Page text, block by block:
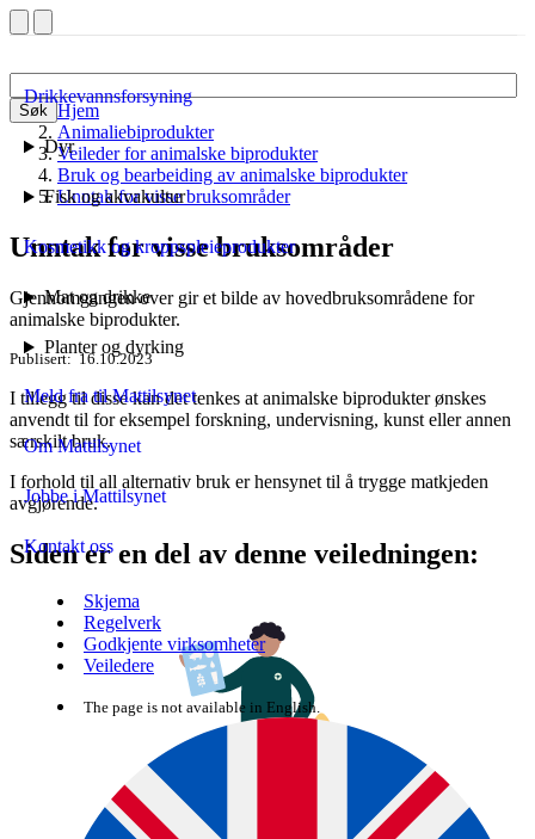
Søk
Drikkevannsforsyning
Dyr
Fisk og akvakultur
Kosmetikk og kroppspleieprodukter
Mat og drikke
Planter og dyrking
Meld fra til Mattilsynet
Om Mattilsynet
Jobbe i Mattilsynet
Kontakt oss
Skjema
Regelverk
Godkjente virksomheter
Veiledere
The page is not available in English.
Hjem
Animaliebiprodukter
Veileder for animalske biprodukter
Bruk og bearbeiding av animalske biprodukter
Unntak for visse bruksområder
Unntak for visse bruksområder
Gjennomgangen over gir et bilde av hovedbruksområdene for
animalske biprodukter.
Publisert 16.10.2023
I tillegg til disse kan det tenkes at animalske biprodukter ønskes
anvendt til for eksempel forskning, undervisning, kunst eller annen
særskilt bruk.
I forhold til all alternativ bruk er hensynet til å trygge matkjeden
avgjørende.
Siden er en del av denne veiledningen: